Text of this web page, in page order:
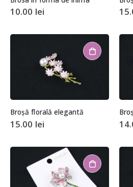
10.00 lei
Broșă florală elegantă
15.00 lei